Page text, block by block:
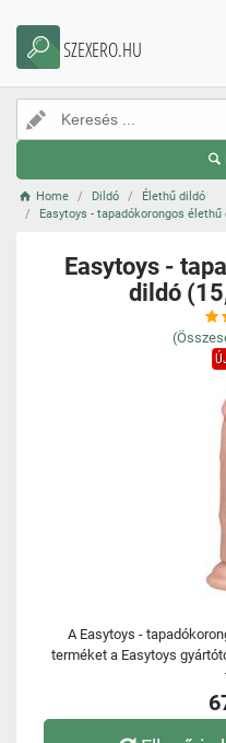
SZEXERO.HU
Home Dildó
Élethű dildó
Easytoys - tapadókorongos
Easytoys -
dildó
A Easytoys -
terméket a Easytoys